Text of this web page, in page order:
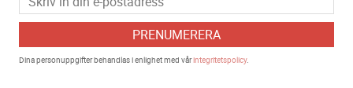
PRENUMERERA
Dina personuppgifter behandlas i enlighet med vårintegritetspolicy.